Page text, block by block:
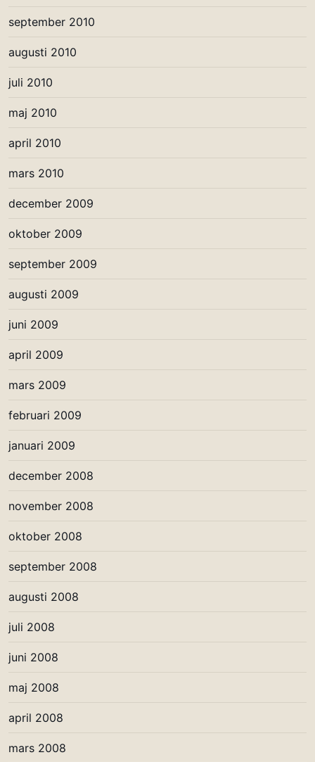
september 2010
augusti 2010
juli 2010
maj 2010
april 2010
mars 2010
december 2009
oktober 2009
september 2009
augusti 2009
juni 2009
april 2009
mars 2009
februari 2009
januari 2009
december 2008
november 2008
oktober 2008
september 2008
augusti 2008
juli 2008
juni 2008
maj 2008
april 2008
mars 2008